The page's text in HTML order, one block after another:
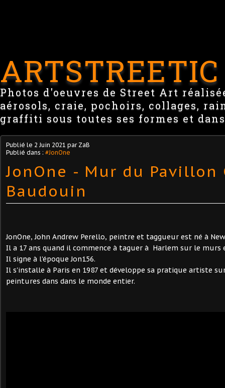
ARTSTREETIC
Photos d'oeuvres de Street Art
aérosols, craie, pochoirs, collages,
graffiti sous toutes ses formes et
Publié le 2 Juin 2021 par ZaB
Publié dans : #JonOne
JonOne - Mur du Pavillon
Baudouin
JonOne, John Andrew Perello, peintre et taggueur est né à
Il a 17 ans quand il commence à taguer à Harlem sur le murs
Il signe à l'époque Jon156.
Il s'installe à Paris en 1987 et développe sa pratique artiste
peintures dans dans le monde entier.